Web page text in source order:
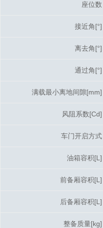
座位数
接近角[°]
离去角[°]
通过角[°]
满载最小离地间隙[mm]
风阻系数[Cd]
车门开启方式
油箱容积[L]
前备厢容积[L]
后备厢容积[L]
整备质量[kg]
座位数
接近角[°]
离去角[°]
通过角[°]
满载最小离地间隙[mm]
风阻系数[Cd]
车门开启方式
油箱容积[L]
前备厢容积[L]
后备厢容积[L]
整备质量[kg]